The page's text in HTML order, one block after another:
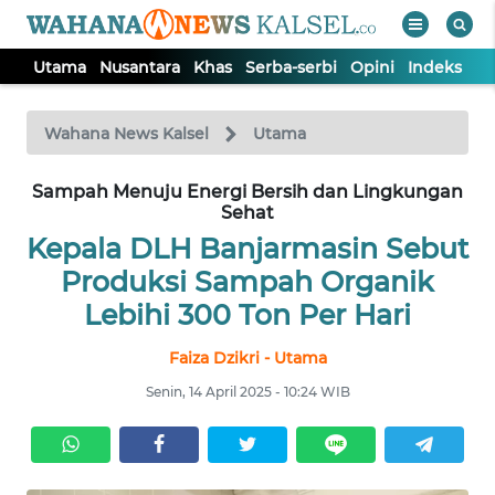
Utama Nusantara Khas Serba-serbi Opini Indeks
Wahana News Kalsel Utama
Sampah Menuju Energi Bersih dan Lingkungan
Sehat
Kepala DLH Banjarmasin Sebut
Produksi Sampah Organik
Lebihi 300 Ton Per Hari
Faiza Dzikri - Utama
Senin, 14 April 2025 - 10:24 WIB
TV
Tutup
UTAMA
NUSANTARA
OPINI